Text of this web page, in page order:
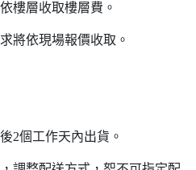
樓層收取樓層費。
將依現場報價收取。
2個工作天內出貨。